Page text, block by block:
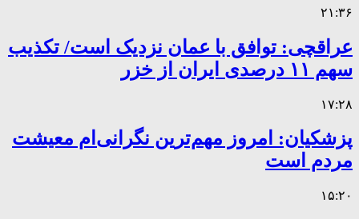
۲۱:۳۶
عراقچی: توافق با عمان نزدیک است/ تکذیب
سهم ۱۱ درصدی ایران از خزر
۱۷:۲۸
پزشکیان: امروز مهم‌ترین نگرانی‌ام معیشت
مردم است
۱۵:۲۰